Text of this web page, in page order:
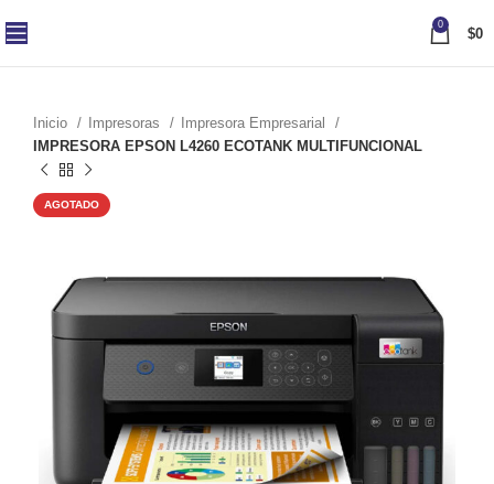
0
$0
Inicio Impresoras
Impresora Empresarial
IMPRESORA EPSON L4260 ECOTANK MULTIFUNCIONAL
AGOTADO